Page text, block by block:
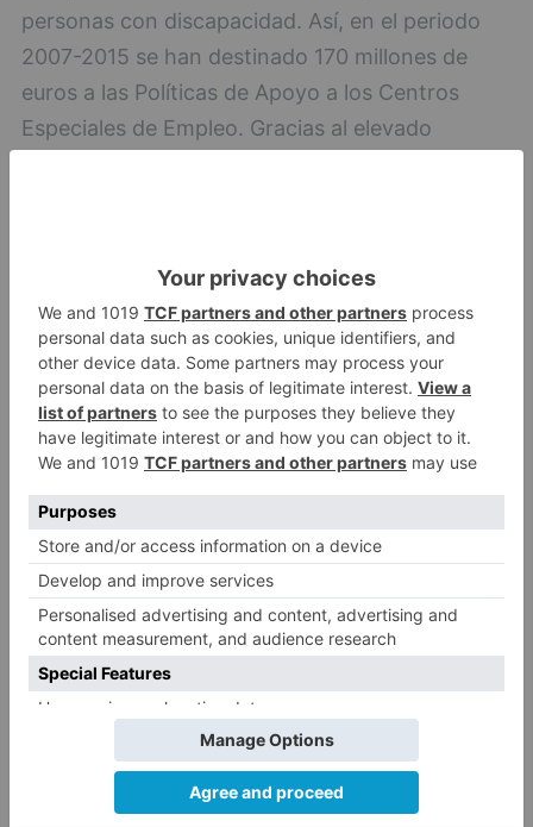
personas con discapacidad. Así, en el periodo
2007-2015 se han destinado 170 millones de
euros a las Políticas de Apoyo a los Centros
Especiales de Empleo. Gracias al elevado
estiman a nivel nacional).
La prioridad presupuestaria otorgada a estos
centros ha permitido que, a pesar de la
disminución de fondos estatales transferidos a
este fin, se haya podido subvencionar el 50 %
del salario mínimo interprofesional de los
trabajadores con discapacidad en CEE, así como
financiar las Unidades de Apoyo.
En este año 2016, el presupuesto inicial es de
más de 20,9 millones de euros, con un
incremento del 12,3 % respecto del año anterior,
lo que va a permitir seguir financiando el 50 %
de los citados costes salariales. Una cuantía que,
como novedad, y en cumplimiento de un
compromiso de legislatura, se incrementará en